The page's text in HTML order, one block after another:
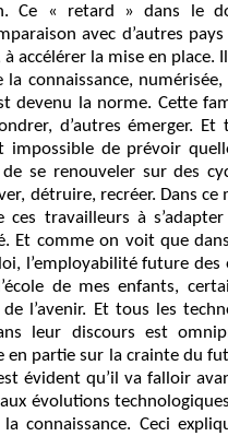
Ce « retard » dans le
avec d’autres
accélérer la mise en
la connaissance,
devenu la norme. Cette
d’autres émerger.
impossible de prévoir
de se renouveler sur des
détruire, recréer. Dans
ces travailleurs à
Et comme on voit que
l’employabilité future
de mes enfants,
l’avenir. Et tous les
leur discours est
partie sur la crainte du
évident qu’il va falloir
évolutions
connaissance. Ceci